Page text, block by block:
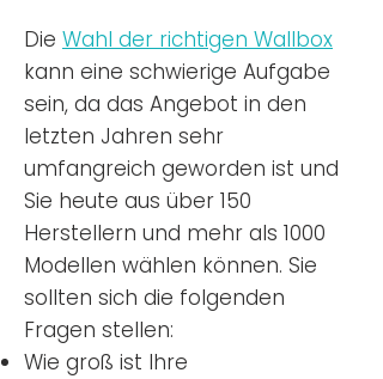
Die Wahl der richtigen Wallbox
kann eine schwierige Aufgabe
sein, da das Angebot in den
letzten Jahren sehr
umfangreich geworden ist und
Sie heute aus über 150
Herstellern und mehr als 1000
Modellen wählen können. Sie
sollten sich die folgenden
Fragen stellen:
Wie groß ist Ihre